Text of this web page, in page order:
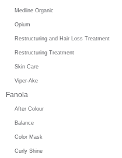
Medline Organic
Opium
Restructuring and Hair Loss Treatment
Restructuring Treatment
Skin Care
Viper-Ake
Fanola
After Colour
Balance
Color Mask
Curly Shine